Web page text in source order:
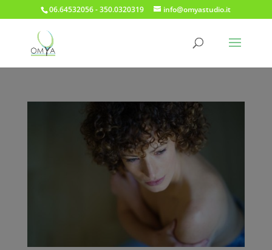
06.64532056 - 350.0320319 info@omyastudio.it